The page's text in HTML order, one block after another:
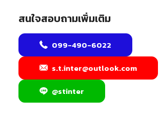
สนใจสอบถามเพิ่มเติม
099-490-6022
s.t.inter@outlook.com
@stinter